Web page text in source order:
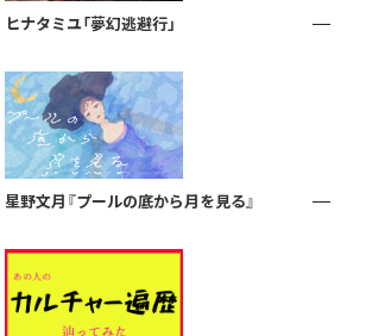
ヒナタミユ「夢幻逃避行」
星野文月『プールの底から月を見る』